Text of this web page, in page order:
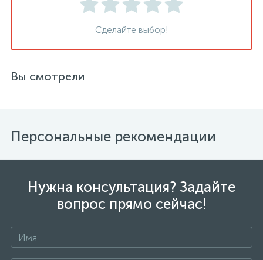
Сделайте выбор!
Вы смотрели
Персональные рекомендации
Нужна консультация? Задайте
вопрос прямо сейчас!